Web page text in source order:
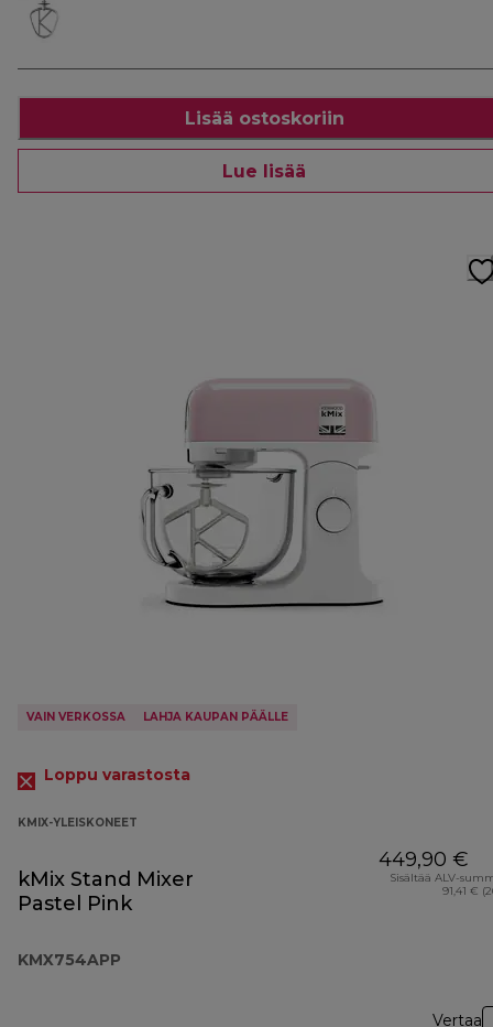
Lisää ostoskoriin
Lue lisää
VAIN VERKOSSA LAHJA KAUPAN PÄÄLLE
Loppu varastosta
KMIX-YLEISKONEET
kMix Stand Mixer
Pastel Pink
KMX754APP
449,90 €
Sisältää ALV-
91,41 €
Vertaa